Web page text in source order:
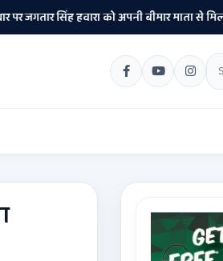
सिंह हवारा को अपनी बीमार माता से मिलने के लिए